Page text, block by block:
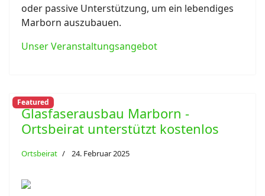
oder passive Unterstützung, um ein lebendiges
Marborn auszubauen.
Unser Veranstaltungsangebot
Featured
Glasfaserausbau Marborn -
Ortsbeirat unterstützt kostenlos
Ortsbeirat 24. Februar 2025